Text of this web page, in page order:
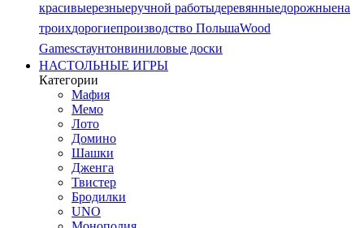
красивыерезныеручной работыдеревянныедорожныена
троихдорогиепроизводство ПольшаWood
Gamesстаунтонвиниловые доски
НАСТОЛЬНЫЕ ИГРЫ
Категории
Мафия
Мемо
Лото
Домино
Шашки
Дженга
Твистер
Бродилки
UNO